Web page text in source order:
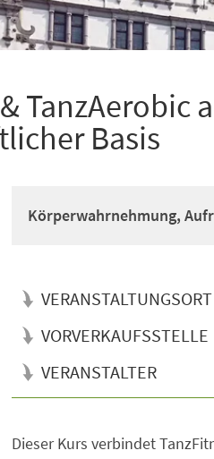
TanzAerobic
Basis
Körperwahrnehmung,
VERANSTALTUNGSORT
VORVERKAUFSSTELLE
VERANSTALTER
Dieser Kurs verbindet